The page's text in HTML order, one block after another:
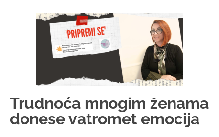
Trudnoća mnogim ženama
donese vatromet emocija